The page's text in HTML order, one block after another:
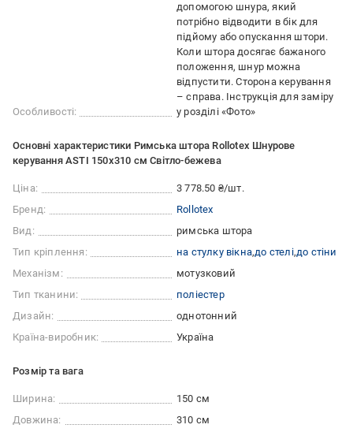
Особливості:
допомогою шнура, який
потрібно відводити в бік для
підйому або опускання штори.
Коли штора досягає бажаного
положення, шнур можна
відпустити. Сторона керування
– справа. Інструкція для заміру
у розділі «Фото»
Основні характеристики Римська штора Rollotex Шнурове
керування ASTI 150x310 см Світло-бежева
Ціна:
3 778.50 ₴/шт.
Бренд:
Rollotex
Вид:
римська штора
Тип кріплення:
на стулку вікна до стелі до стіни
Механізм:
мотузковий
Тип тканини:
поліестер
Дизайн:
однотонний
Країна-виробник:
Україна
Розмір та вага
Ширина:
150 см
Довжина:
310 см